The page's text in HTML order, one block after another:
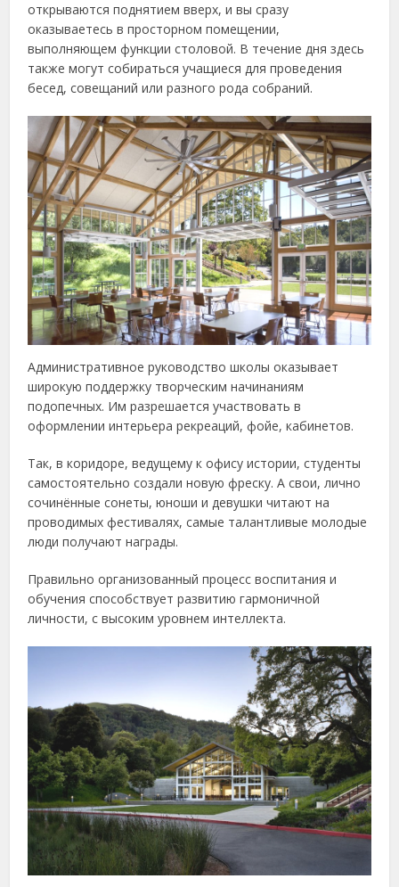
открываются поднятием вверх, и вы сразу
оказываетесь в просторном помещении,
выполняющем функции столовой. В течение дня здесь
также могут собираться учащиеся для проведения
бесед, совещаний или разного рода собраний.
Административное руководство школы оказывает
широкую поддержку творческим начинаниям
подопечных. Им разрешается участвовать в
оформлении интерьера рекреаций, фойе, кабинетов.
Так, в коридоре, ведущему к офису истории, студенты
самостоятельно создали новую фреску. А свои, лично
сочинённые сонеты, юноши и девушки читают на
проводимых фестивалях, самые талантливые молодые
люди получают награды.
Правильно организованный процесс воспитания и
обучения способствует развитию гармоничной
личности, с высоким уровнем интеллекта.